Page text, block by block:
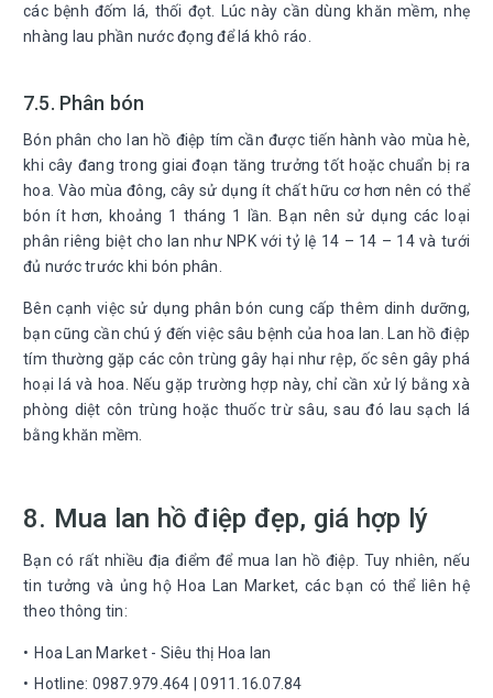
các bệnh đốm lá, thối đọt. Lúc này cần dùng khăn mềm, nhẹ
nhàng lau phần nước đọng để lá khô ráo.
7.5. Phân bón
Bón phân cho lan hồ điệp tím cần được tiến hành vào mùa hè,
khi cây đang trong giai đoạn tăng trưởng tốt hoặc chuẩn bị ra
hoa. Vào mùa đông, cây sử dụng ít chất hữu cơ hơn nên có thể
bón ít hơn, khoảng 1 tháng 1 lần. Bạn nên sử dụng các loại
phân riêng biệt cho lan như NPK với tỷ lệ 14 – 14 – 14 và tưới
đủ nước trước khi bón phân.
Bên cạnh việc sử dụng phân bón cung cấp thêm dinh dưỡng,
bạn cũng cần chú ý đến việc sâu bệnh của hoa lan. Lan hồ điệp
tím thường gặp các côn trùng gây hại như rệp, ốc sên gây phá
hoại lá và hoa. Nếu gặp trường hợp này, chỉ cần xử lý bằng xà
phòng diệt côn trùng hoặc thuốc trừ sâu, sau đó lau sạch lá
bằng khăn mềm.
8. Mua lan hồ điệp đẹp, giá hợp lý
Bạn có rất nhiều địa điểm để mua lan hồ điệp. Tuy nhiên, nếu
tin tưởng và ủng hộ Hoa Lan Market, các bạn có thể liên hệ
theo thông tin:
Hoa Lan Market - Siêu thị Hoa lan
Hotline: 0987.979.464 | 0911.16.07.84